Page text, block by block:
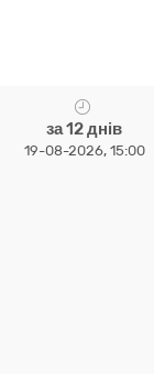
за 12 днів
19-08-2026, 15:00